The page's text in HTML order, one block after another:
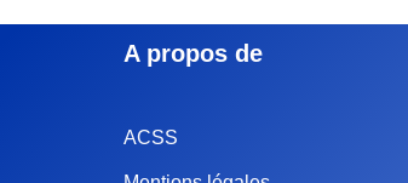
A propos de
ACSS